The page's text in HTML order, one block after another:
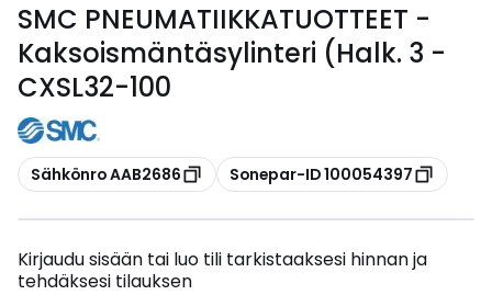
SMC PNEUMATIIKKATUOTTEET -
Kaksoismäntäsylinteri (Halk. 3 -
CXSL32-100
Kopioi
Sähkönro AAB2686 Kopioi
Sonepar-ID 100054397
Kirjaudu sisään tai luo tili tarkistaaksesi hinnan ja
tehdäksesi tilauksen